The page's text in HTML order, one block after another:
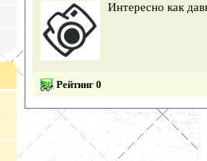
Интересно как
Рейтинг 0